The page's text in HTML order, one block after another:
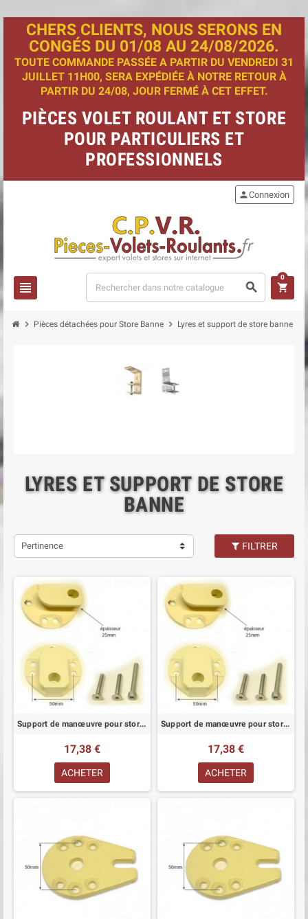
CHERS CLIENTS, NOUS SERONS EN
CONGÉS DU 01/08 AU 24/08/2026.
TOUTE COMMANDE PASSÉE A PARTIR DU VENDREDI 31
JUILLET 11H00, SERA EXPÉDIÉE À NOTRE RETOUR À
PARTIR DU 24/08, JOUR FERMÉ À CET EFFET.
PIÈCES VOLET ROULANT ET STORE
POUR PARTICULIERS ET
PROFESSIONNELS
view_headline search
personConnexion
shopping_cart
0
chevron_right Pièces détachées pour Store Banne chevron_right Lyres et support de store banne
LYRES ET SUPPORT DE STORE
BANNE
Pertinence FILTRER
Support de manœuvre pour store ivoire
17,38 €
ACHETER
Support de manœuvre pour store blanc
17,38 €
ACHETER